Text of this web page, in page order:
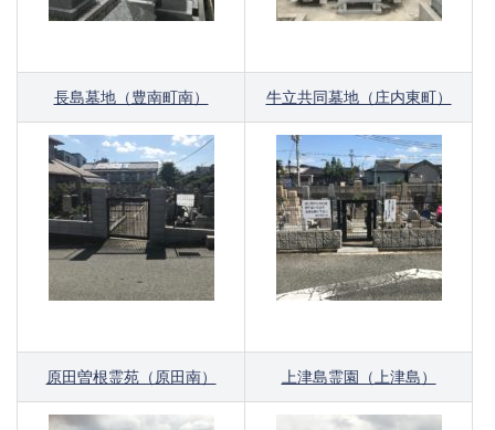
長島墓地（豊南町南） 牛立共同墓地（庄内東町）
原田曽根霊苑（原田南） 上津島霊園（上津島）